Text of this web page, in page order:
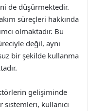
de düşürmektedir.
süreçleri hakkında
olmaktadır. Bu
değil, aynı
bir şekilde kullanma
gelişiminde
sistemleri, kullanıcı